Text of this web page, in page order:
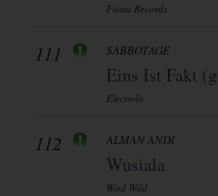
Fiesta Records
111 SABBOTAGE
Eins Ist Fakt
Electrola
112 ALMAN ANDI
Wusiala
Wird Wild